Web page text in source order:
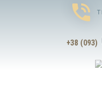
phone_in_talk
+38 (093)